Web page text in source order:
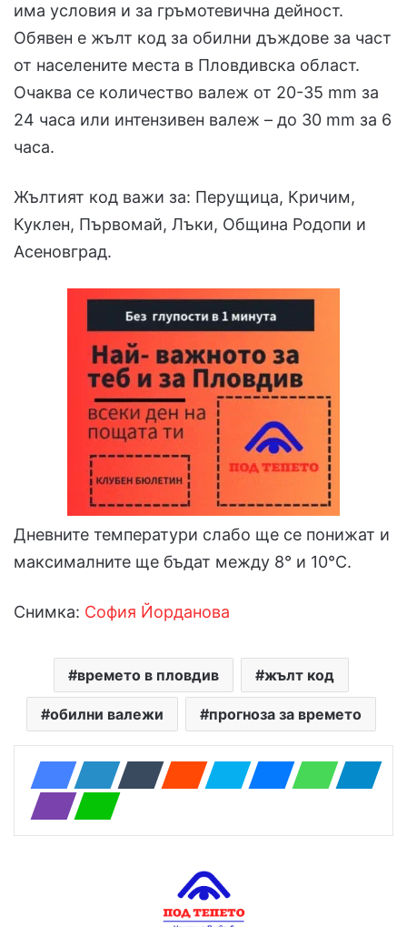
има условия и за гръмотевична дейност.
Обявен е жълт код за обилни дъждове за част
от населените места в Пловдивска област.
Очаква се количество валеж от 20-35 mm за
24 часа или интензивен валеж – до 30 mm за 6
часа.
Жълтият код важи за: Перущица, Кричим,
Куклен, Първомай, Лъки, Община Родопи и
Асеновград.
Дневните температури слабо ще се понижат и
максималните ще бъдат между 8° и 10°С.
Снимка: София Йорданова
времето в пловдив жълт код
обилни валежи прогноза за времето